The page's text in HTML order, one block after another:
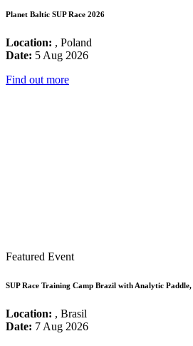
Planet Baltic SUP Race 2026
Location: , Poland
Date: 5 Aug 2026
Find out more
Featured Event
SUP Race Training Camp Brazil with Analytic
Location: , Brasil
Date: 7 Aug 2026